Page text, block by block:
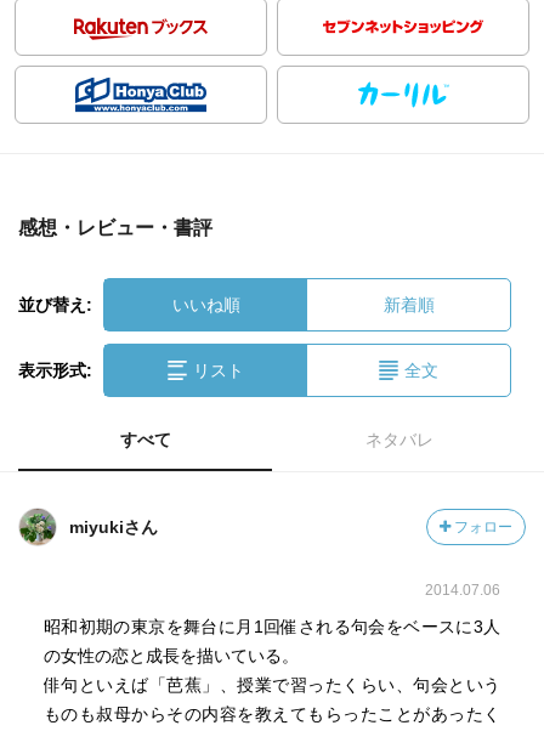
感想・レビュー・書評
並び替え: いいね順 新着順
表示形式: リスト 全文
すべて ネタバレ
miyukiさん フォロー
2014.07.06
昭和初期の東京を舞台に月1回催される句会をベースに3人
の女性の恋と成長を描いている。
俳句といえば「芭蕉」、授業で習ったくらい、句会という
ものも叔母からその内容を教えてもらったことがあったく